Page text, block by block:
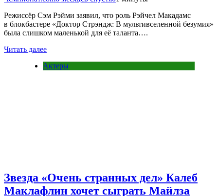
Режиссёр Сэм Рэйми заявил, что роль Рэйчел Макадамс
в блокбастере «Доктор Стрэндж: В мультивселенной безумия»
была слишком маленькой для её таланта….
Читать далее
Актеры
Звезда «Очень странных дел» Калеб
Маклафлин хочет сыграть Майлза